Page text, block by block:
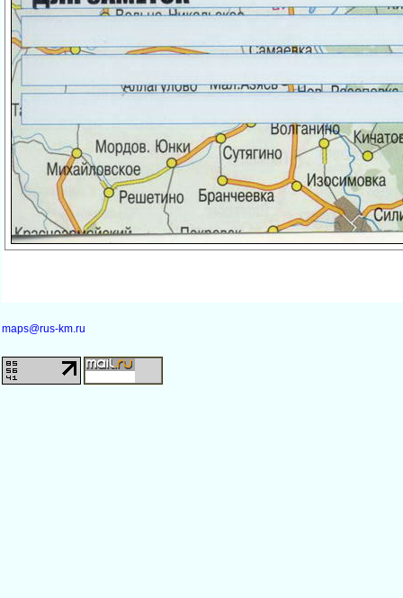
maps@rus-km.ru